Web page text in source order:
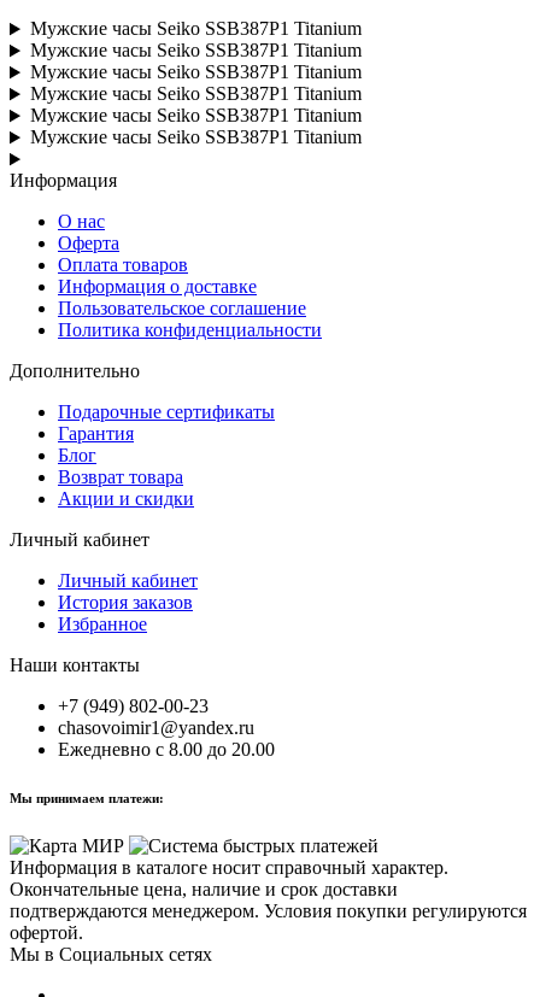
Мужские часы Seiko SSB387P1 Titanium
Мужские часы Seiko SSB387P1 Titanium
Мужские часы Seiko SSB387P1 Titanium
Мужские часы Seiko SSB387P1 Titanium
Мужские часы Seiko SSB387P1 Titanium
Мужские часы Seiko SSB387P1 Titanium
Информация
О нас
Оферта
Оплата товаров
Информация о доставке
Пользовательское соглашение
Политика конфиденциальности
Дополнительно
Подарочные сертификаты
Гарантия
Блог
Возврат товара
Акции и скидки
Личный кабинет
Личный кабинет
История заказов
Избранное
Наши контакты
+7 (949) 802-00-23
chasovoimir1@yandex.ru
Ежедневно с 8.00 до 20.00
Мы принимаем платежи:
Информация в каталоге носит справочный характер.
Окончательные цена, наличие и срок доставки
подтверждаются менеджером. Условия покупки регулируются
офертой.
Мы в Социальных сетях